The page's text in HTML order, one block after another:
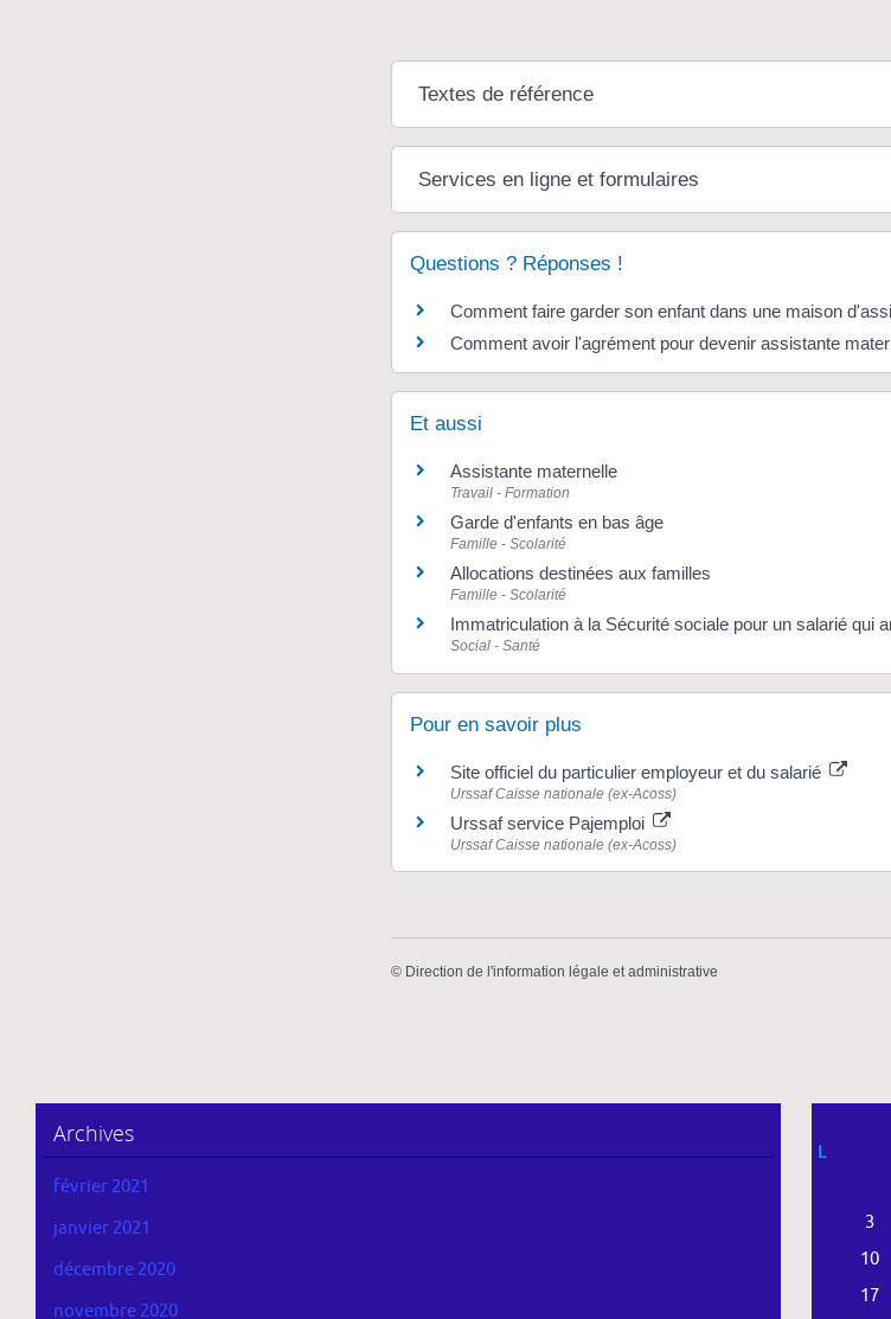
Textes de référence
Services en ligne et formulaires
Questions ? Réponses !
Comment faire garder son enfant dans une maison
Comment avoir l'agrément pour devenir assistante
Et aussi
Assistante maternelle
Travail - Formation
Garde d'enfants en bas âge
Famille - Scolarité
Allocations destinées aux familles
Famille - Scolarité
Immatriculation à la Sécurité sociale pour un salarié qui
Social - Santé
Pour en savoir plus
Site officiel du particulier employeur et du salarié
Urssaf Caisse nationale (ex-Acoss)
Urssaf service Pajemploi
Urssaf Caisse nationale (ex-Acoss)
© Direction de l'information légale et administrative
Archives
février 2021
janvier 2021
décembre 2020
novembre 2020
L
3
10
17